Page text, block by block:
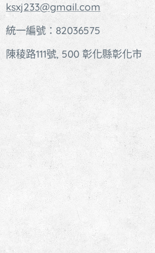
ksxj233@gmail.com
統一編號：82036575
陳稜路111號, 500 彰化縣彰化市